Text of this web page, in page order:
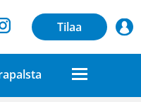
Tilaa